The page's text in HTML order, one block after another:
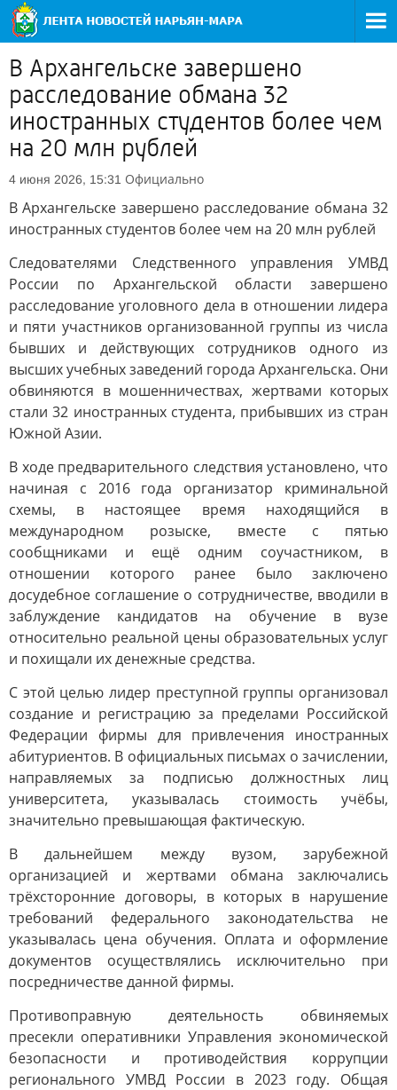
В Архангельске завершено
расследование обмана 32
иностранных студентов более чем
на 20 млн рублей
4 июня 2026, 15:31 Официально
В Архангельске завершено расследование обмана 32
иностранных студентов более чем на 20 млн рублей
Следователями Следственного управления УМВД
России по Архангельской области завершено
расследование уголовного дела в отношении лидера
и пяти участников организованной группы из числа
бывших и действующих сотрудников одного из
высших учебных заведений города Архангельска. Они
обвиняются в мошенничествах, жертвами которых
стали 32 иностранных студента, прибывших из стран
Южной Азии.
В ходе предварительного следствия установлено, что
начиная с 2016 года организатор криминальной
схемы, в настоящее время находящийся в
международном розыске, вместе с пятью
сообщниками и ещё одним соучастником, в
отношении которого ранее было заключено
досудебное соглашение о сотрудничестве, вводили в
заблуждение кандидатов на обучение в вузе
относительно реальной цены образовательных услуг
и похищали их денежные средства.
С этой целью лидер преступной группы организовал
создание и регистрацию за пределами Российской
Федерации фирмы для привлечения иностранных
абитуриентов. В официальных письмах о зачислении,
направляемых за подписью должностных лиц
университета, указывалась стоимость учёбы,
значительно превышающая фактическую.
В дальнейшем между вузом, зарубежной
организацией и жертвами обмана заключались
трёхсторонние договоры, в которых в нарушение
требований федерального законодательства не
указывалась цена обучения. Оплата и оформление
документов осуществлялись исключительно при
посредничестве данной фирмы.
Противоправную деятельность обвиняемых
пресекли оперативники Управления экономической
безопасности и противодействия коррупции
регионального УМВД России в 2023 году. Общая